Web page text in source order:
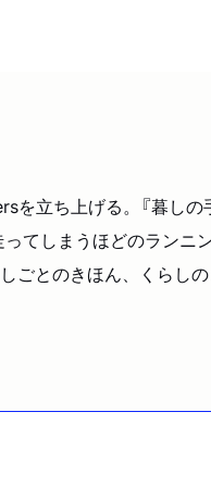
立ち上げる。『暮しの
しまうほどのランニン
ごとのきほん、くらし